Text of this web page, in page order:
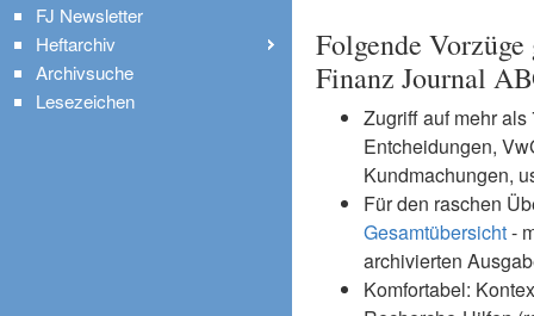
Folgende
Finanz Journal
Zugriff auf mehr
Entcheidungen,
Kundmachungen,
Für den raschen
Gesamtübersicht-
archivierten
Komfortabel:
FJ Newsletter
Heftarchiv
Archivsuche
Lesezeichen